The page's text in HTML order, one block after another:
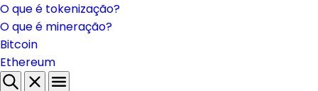
O que é tokenização?
O que é mineração?
Bitcoin
Ethereum